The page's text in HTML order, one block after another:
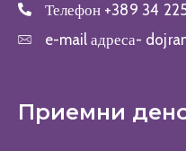
Телефон +389 34
e-mail адреса-
Приемни